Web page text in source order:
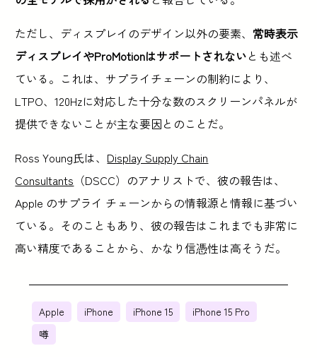
ただし、ディスプレイのデザイン以外の要素、 常時表示
ディスプレイやProMotionはサポートされないとも述べ
ている。これは、サプライチェーンの制約により、
LTPO、120Hzに対応した十分な数のスクリーンパネルが
提供できないことが主な要因とのことだ。
Ross Young氏は、 Display Supply Chain
Consultants （DSCC）のアナリストで、彼の報告は、
Apple のサプライ チェーンからの情報源と情報に基づい
ている。そのこともあり、彼の報告はこれまでも非常に
高い精度であることから、かなり信憑性は高そうだ。
Apple iPhone iPhone 15
iPhone 15 Pro
噂